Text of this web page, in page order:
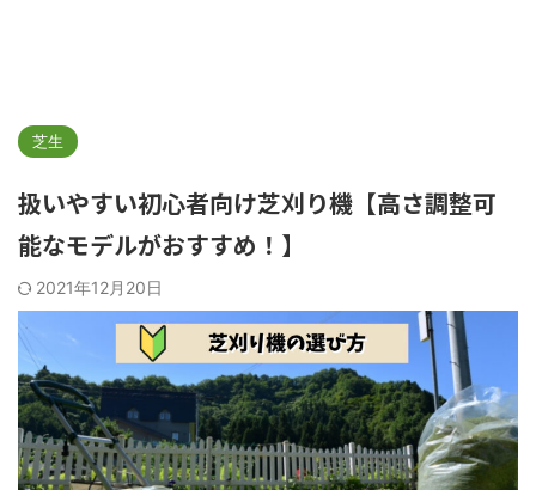
芝生
扱いやすい初心者向け芝刈り機【高さ調整可
能なモデルがおすすめ！】
2021年12月20日